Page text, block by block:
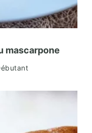
mascarpone